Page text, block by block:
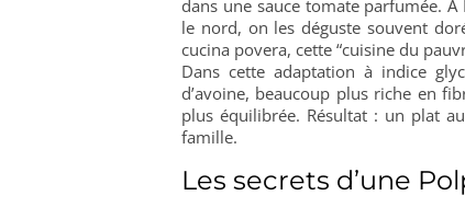
dans une sauce tomate parfumée.
le nord, on les déguste souvent
cucina povera, cette “cuisine du
Dans cette adaptation à indice
d’avoine, beaucoup plus riche en
plus équilibrée. Résultat : un plat
famille.
Les secrets d’une